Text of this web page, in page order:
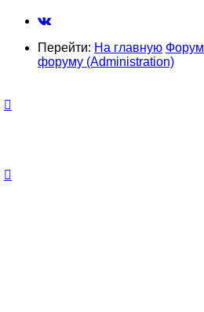
Перейти: На главную Форум
форуму (Administration)